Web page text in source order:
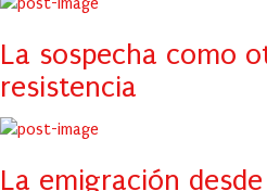
La sospecha como
resistencia
La emigración